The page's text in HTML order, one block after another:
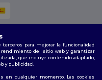
para mejorar la funcionalidad
rendimiento del sitio web y garantizar
que incluye contenido adaptado,
y publicidad.
en cualquier momento. Las cookies